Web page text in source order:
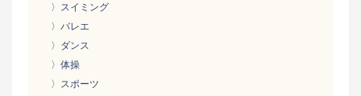
〉スイミング
〉バレエ
〉ダンス
〉体操
〉スポーツ